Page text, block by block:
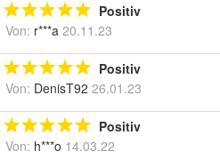
Positiv
Von: r***a 20.11.23
Positiv
Von: DenisT92 26.01.23
Positiv
Von: h***o 14.03.22